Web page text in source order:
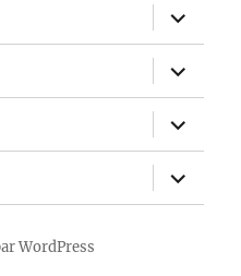
ouvrir
le
sous-
menu
ouvrir
le
sous-
menu
ouvrir
le
sous-
menu
ouvrir
le
sous-
WordPress